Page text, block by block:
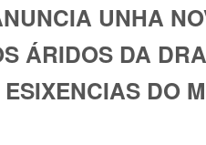
UNHA
ÁRIDOS DA
DO